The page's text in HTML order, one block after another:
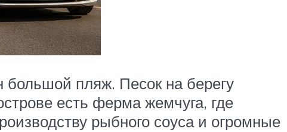
большой пляж. Песок на берегу
есть ферма жемчуга, где
рыбного соуса и огромные